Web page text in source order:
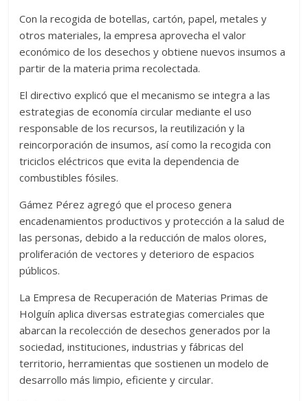
Con la recogida de botellas, cartón, papel, metales y
otros materiales, la empresa aprovecha el valor
económico de los desechos y obtiene nuevos insumos a
partir de la materia prima recolectada.
El directivo explicó que el mecanismo se integra a las
estrategias de economía circular mediante el uso
responsable de los recursos, la reutilización y la
reincorporación de insumos, así como la recogida con
triciclos eléctricos que evita la dependencia de
combustibles fósiles.
Gámez Pérez agregó que el proceso genera
encadenamientos productivos y protección a la salud de
las personas, debido a la reducción de malos olores,
proliferación de vectores y deterioro de espacios
públicos.
La Empresa de Recuperación de Materias Primas de
Holguín aplica diversas estrategias comerciales que
abarcan la recolección de desechos generados por la
sociedad, instituciones, industrias y fábricas del
territorio, herramientas que sostienen un modelo de
desarrollo más limpio, eficiente y circular.